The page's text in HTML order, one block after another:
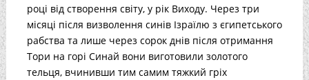
році від створення світу, у рік Виходу. Через три
місяці після визволення синів Ізраїлю з єгипетського
рабства та лише через сорок днів після отримання
Тори на горі Синай вони виготовили золотого
тельця, вчинивши тим самим тяжкий гріх